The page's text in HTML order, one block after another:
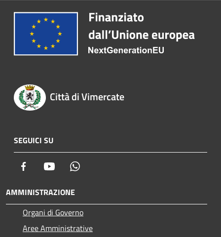
Città di Vimercate
SEGUICI SU
Facebook Youtube
AMMINISTRAZIONE
Organi di Governo
Aree Amministrative